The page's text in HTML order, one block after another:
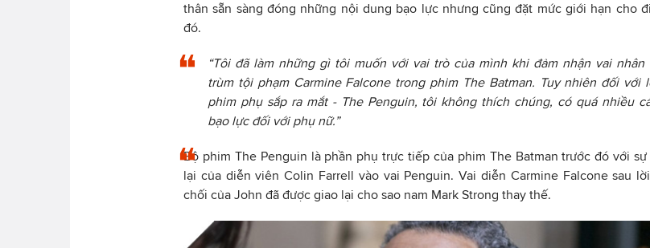
thân sẵn sàng đóng những nội dung bạo lực nhưng cũng đặt mức giới hạn cho
đó.
“Tôi đã làm những gì tôi muốn với vai trò của mình khi đảm nhận vai nhân
trùm tội phạm Carmine Falcone trong phim The Batman. Tuy nhiên đối với
phim phụ sắp ra mắt - The Penguin, tôi không thích chúng, có quá nhiều
bạo lực đối với phụ nữ.”
Bộ phim The Penguin là phần phụ trực tiếp của phim The Batman trước đó với sự
lại của diễn viên Colin Farrell vào vai Penguin. Vai diễn Carmine Falcone sau
chối của John đã được giao lại cho sao nam Mark Strong thay thế.